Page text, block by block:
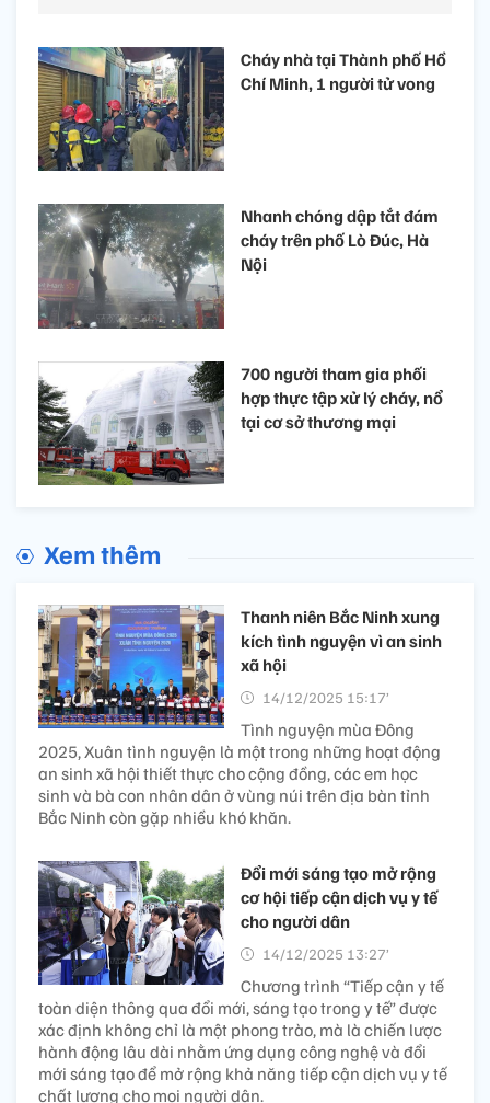
Cháy nhà tại Thành phố Hồ
Chí Minh, 1 người tử vong
Nhanh chóng dập tắt đám
cháy trên phố Lò Đúc, Hà
Nội
700 người tham gia phối
hợp thực tập xử lý cháy, nổ
tại cơ sở thương mại
Xem thêm
Thanh niên Bắc Ninh xung
kích tình nguyện vì an sinh
xã hội
14/12/2025 15:17’
Tình nguyện mùa Đông
2025, Xuân tình nguyện là một trong những hoạt động
an sinh xã hội thiết thực cho cộng đồng, các em học
sinh và bà con nhân dân ở vùng núi trên địa bàn tỉnh
Bắc Ninh còn gặp nhiều khó khăn.
Đổi mới sáng tạo mở rộng
cơ hội tiếp cận dịch vụ y tế
cho người dân
14/12/2025 13:27’
Chương trình “Tiếp cận y tế
toàn diện thông qua đổi mới, sáng tạo trong y tế” được
xác định không chỉ là một phong trào, mà là chiến lược
hành động lâu dài nhằm ứng dụng công nghệ và đổi
mới sáng tạo để mở rộng khả năng tiếp cận dịch vụ y tế
chất lượng cho mọi người dân.